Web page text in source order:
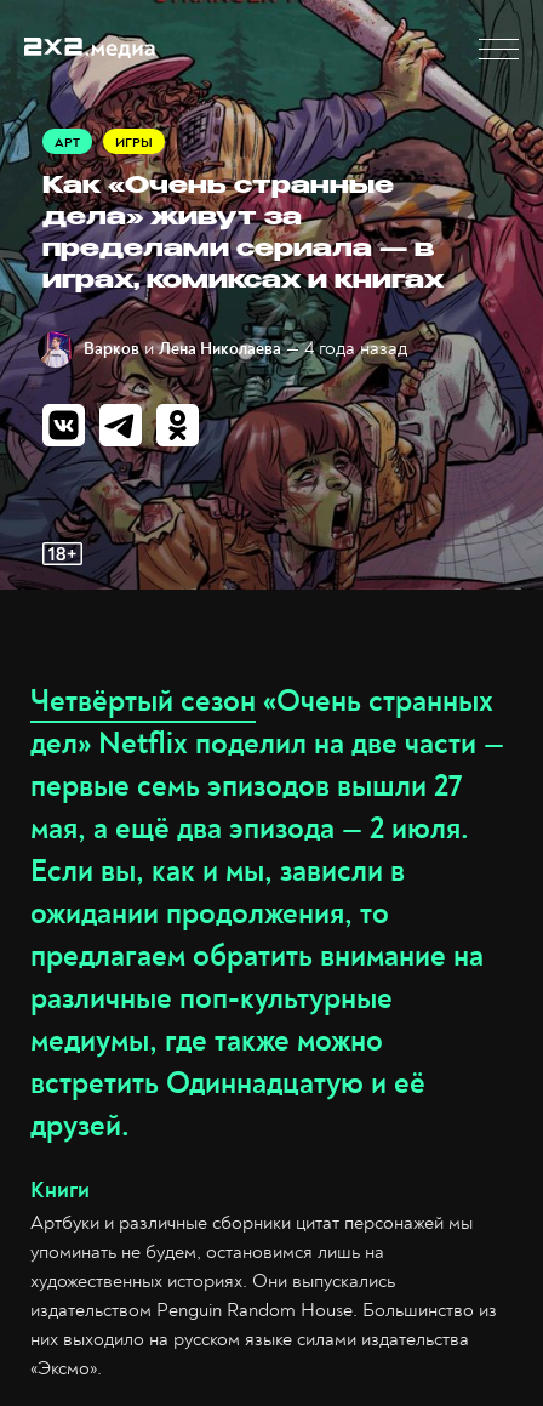
АРТ ИГРЫ
Как «Очень странные
дела» живут за
пределами сериала — в
играх, комиксах и книгах
Варков и Лена Николаева — 4 года назад
Четвёртый сезон «Очень странных
дел» Netflix поделил на две части —
первые семь эпизодов вышли 27
мая, а ещё два эпизода — 2 июля.
Если вы, как и мы, зависли в
ожидании продолжения, то
предлагаем обратить внимание на
различные поп-культурные
медиумы, где также можно
встретить Одиннадцатую и её
друзей.
Книги
Артбуки и различные сборники цитат персонажей мы
упоминать не будем, остановимся лишь на
художественных историях. Они выпускались
издательством Penguin Random House. Большинство из
них выходило на русском языке силами издательства
«Эксмо».